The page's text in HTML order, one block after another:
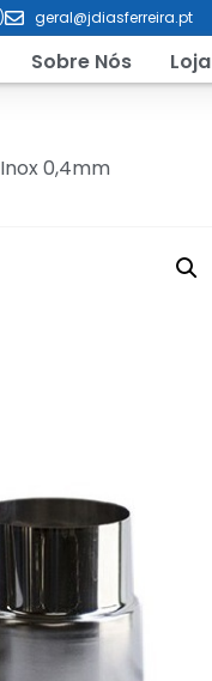
geral@jdiasferreira.pt
Sobre Nós Loja
0,4mm